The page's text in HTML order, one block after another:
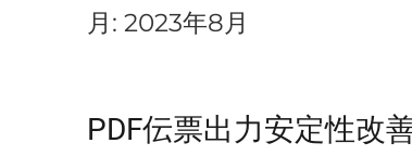
月:2023年8月
PDF伝票出力安定性改